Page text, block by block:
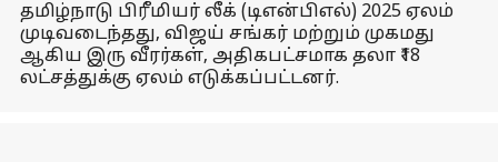
தமிழ்நாடு பிரீமியர் லீக் (டிஎன்பிஎல்) 2025 ஏலம்
முடிவடைந்தது, விஜய் சங்கர் மற்றும் முகமது
ஆகிய இரு வீரர்கள், அதிகபட்சமாக தலா ₹18
லட்சத்துக்கு ஏலம் எடுக்கப்பட்டனர்.